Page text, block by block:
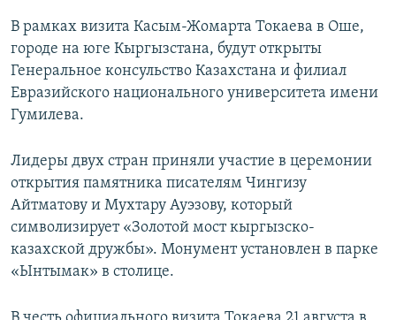
В рамках визита Касым-Жомарта Токаева в Оше,
городе на юге Кыргызстана, будут открыты
Генеральное консульство Казахстана и филиал
Евразийского национального университета имени
Гумилева.
Лидеры двух стран приняли участие в церемонии
открытия памятника писателям Чингизу
Айтматову и Мухтару Ауэзову, который
символизирует «Золотой мост кыргызско-
казахской дружбы». Монумент установлен в парке
«Ынтымак» в столице.